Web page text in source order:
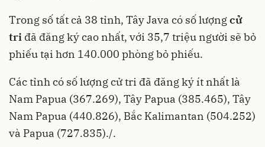
Trong số tất cả 38 tỉnh, Tây Java có số lượngcử
tri đã đăng ký cao nhất, với 35,7 triệu người sẽ bỏ
phiếu tại hơn 140.000 phòng bỏ phiếu.
Các tỉnh có số lượng cử tri đã đăng ký ít nhất là
Nam Papua (367.269), Tây Papua (385.465), Tây
Nam Papua (440.826), Bắc Kalimantan (504.252)
và Papua (727.835)./.